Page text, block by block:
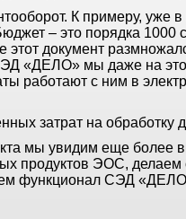
К примеру,
– это порядка 1000
документ
«ДЕЛО» мы даже на
работают с ним в
затрат на обработку
мы увидим еще более
продуктов ЭОС,
функционал СЭД